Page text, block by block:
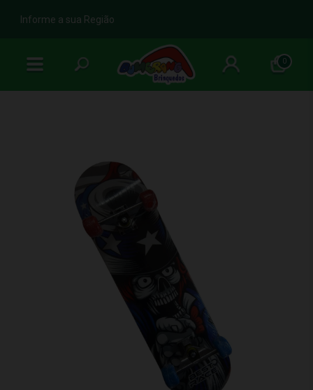
b
Informe a sua Região
0